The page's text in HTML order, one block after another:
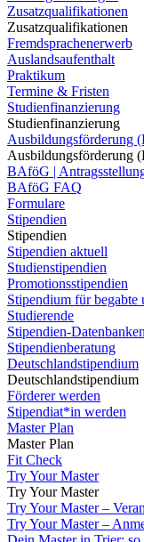
Zusatzqualifikationen
Zusatzqualifikationen
Fremdsprachenerwerb
Auslandsaufenthalt
Praktikum
Termine & Fristen
Studienfinanzierung
Studienfinanzierung
Ausbildungsförderung
Ausbildungsförderung
BAföG |
BAföG FAQ
Formulare
Stipendien
Stipendien
Stipendien aktuell
Studienstipendien
Promotionsstipendien
Stipendium für begabte
Studierende
Stipendien-Datenbanken
Stipendienberatung
Deutschlandstipendium
Deutschlandstipendium
Förderer werden
Stipendiat*in werden
Master Plan
Master Plan
Fit Check
Try Your Master
Try Your Master
Try Your Master –
Try Your Master –